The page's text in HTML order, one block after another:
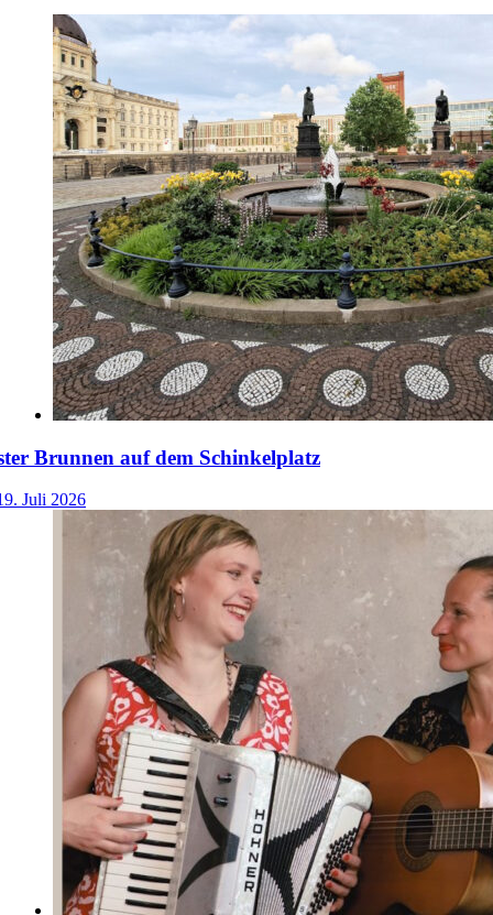
Brunnen auf dem Schinkelplatz
Juli 2026